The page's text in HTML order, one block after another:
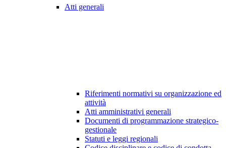
Atti generali
Riferimenti normativi su organizzazione ed
attività
Atti amministrativi generali
Documenti di programmazione strategico-
gestionale
Statuti e leggi regionali